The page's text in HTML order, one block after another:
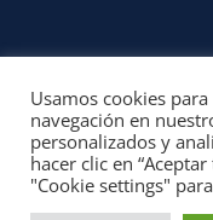
© 2022, Unofficial Media,
Aviso Legal y Términos
Usamos cookies
navegación en
personalizados y
hacer clic en
"Cookie settings"